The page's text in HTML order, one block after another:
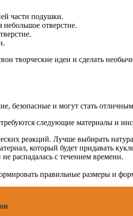
части подушки.
отверстие.
творческие идеи и сделать
безопасные и могут стать
следующие материалы и
реакций. Лучше выбирать
который будет придавать
распадалась с течением времени.
правильные размеры и